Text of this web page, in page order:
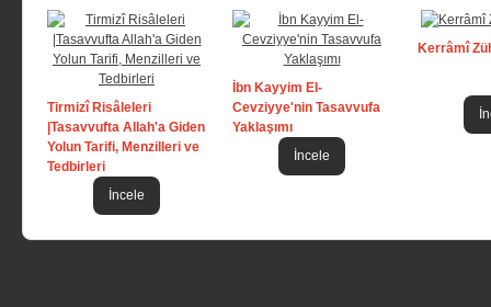
Tirmizî Risâleleri
|Tasavvufta Allah'a Giden
Yolun Tarifi, Menzilleri ve
Tedbirleri
İncele
İbn Kayyim El-
Cevziyye'nin Tasavvufa
Yaklaşımı
İncele
Kerrâmî